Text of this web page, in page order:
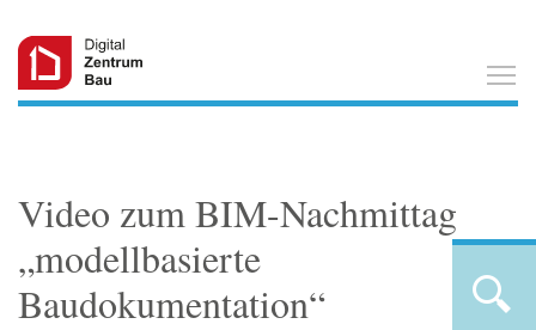
Video zum BIM-Nachmittag
„modellbasierte
Baudokumentation“